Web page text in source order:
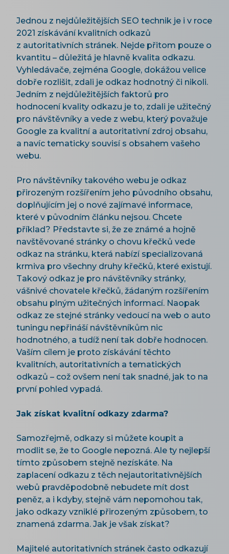
Jednou z nejdůležitějších SEO technik je i v roce
2021 získávání kvalitních odkazů
z autoritativních stránek. Nejde přitom pouze o
kvantitu – důležitá je hlavně kvalita odkazu.
Vyhledávače, zejména Google, dokážou velice
dobře rozlišit, zdali je odkaz hodnotný či nikoli.
Jedním z nejdůležitějších faktorů pro
hodnocení kvality odkazu je to, zdali je užitečný
pro návštěvníky a vede z webu, který považuje
Google za kvalitní a autoritativní zdroj obsahu,
a navíc tematicky souvisí s obsahem vašeho
webu.
Pro návštěvníky takového webu je odkaz
přirozeným rozšířením jeho původního obsahu,
doplňujícím jej o nové zajímavé informace,
které v původním článku nejsou. Chcete
příklad? Představte si, že ze známé a hojně
navštěvované stránky o chovu křečků vede
odkaz na stránku, která nabízí specializovaná
krmiva pro všechny druhy křečků, které existují.
Takový odkaz je pro návštěvníky stránky,
vášnivé chovatele křečků, žádaným rozšířením
obsahu plným užitečných informací. Naopak
odkaz ze stejné stránky vedoucí na web o auto
tuningu nepřináší návštěvníkům nic
hodnotného, a tudíž není tak dobře hodnocen.
Vaším cílem je proto získávání těchto
kvalitních, autoritativních a tematických
odkazů – což ovšem není tak snadné, jak to na
první pohled vypadá.
Jak získat kvalitní odkazy zdarma?
Samozřejmě, odkazy si můžete koupit a
modlit se, že to Google nepozná. Ale ty nejlepší
tímto způsobem stejně nezískáte. Na
zaplacení odkazu z těch nejautoritativnějších
webů pravděpodobně nebudete mít dost
peněz, a i kdyby, stejně vám nepomohou tak,
jako odkazy vzniklé přirozeným způsobem, to
znamená zdarma. Jak je však získat?
Majitelé autoritativních stránek často odkazují